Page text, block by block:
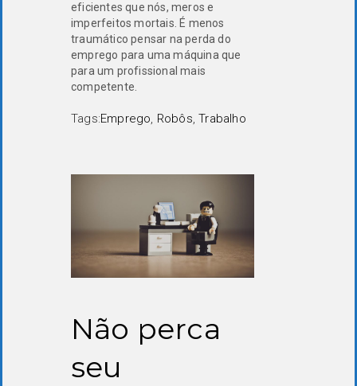
eficientes que nós, meros e
imperfeitos mortais. É menos
traumático pensar na perda do
emprego para uma máquina que
para um profissional mais
competente.
Tags:Emprego, Robôs,Trabalho
Não perca
seu